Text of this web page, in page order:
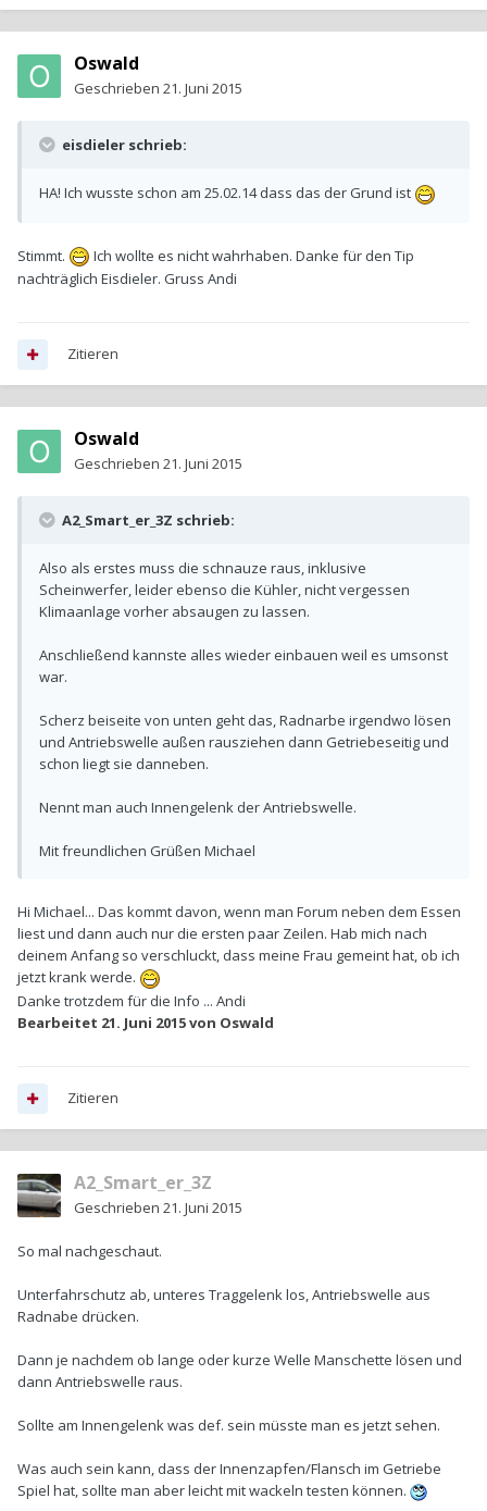
Oswald
Geschrieben 21. Juni 2015
eisdieler schrieb:
HA! Ich wusste schon am 25.02.14 dass das der Grund ist
Stimmt.
Ich wollte es nicht wahrhaben. Danke für den Tip
nachträglich Eisdieler. Gruss Andi
Zitieren
Oswald
Geschrieben 21. Juni 2015
A2_Smart_er_3Z schrieb:
Also als erstes muss die schnauze raus, inklusive
Scheinwerfer, leider ebenso die Kühler, nicht vergessen
Klimaanlage vorher absaugen zu lassen.
Anschließend kannste alles wieder einbauen weil es umsonst
war.
Scherz beiseite von unten geht das, Radnarbe irgendwo lösen
und Antriebswelle außen rausziehen dann Getriebeseitig und
schon liegt sie danneben.
Nennt man auch Innengelenk der Antriebswelle.
Mit freundlichen Grüßen Michael
Hi Michael... Das kommt davon, wenn man Forum neben dem Essen
liest und dann auch nur die ersten paar Zeilen. Hab mich nach
deinem Anfang so verschluckt, dass meine Frau gemeint hat, ob ich
jetzt krank werde.
Danke trotzdem für die Info ... Andi
Bearbeitet 21. Juni 2015von Oswald
Zitieren
A2_Smart_er_3Z
Geschrieben 21. Juni 2015
So mal nachgeschaut.
Unterfahrschutz ab, unteres Traggelenk los, Antriebswelle aus
Radnabe drücken.
Dann je nachdem ob lange oder kurze Welle Manschette lösen und
dann Antriebswelle raus.
Sollte am Innengelenk was def. sein müsste man es jetzt sehen.
Was auch sein kann, dass der Innenzapfen/Flansch im Getriebe
Spiel hat, sollte man aber leicht mit wackeln testen können.